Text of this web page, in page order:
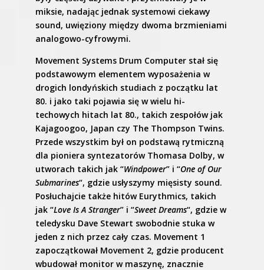
miksie, nadając jednak systemowi ciekawy
sound, uwięziony między dwoma brzmieniami
analogowo-cyfrowymi.
Movement Systems Drum Computer stał się
podstawowym elementem wyposażenia w
drogich londyńskich studiach z początku lat
80. i jako taki pojawia się w wielu hi-
techowych hitach lat 80., takich zespołów jak
Kajagoogoo, Japan czy The Thompson Twins.
Przede wszystkim był on podstawą rytmiczną
dla pioniera syntezatorów Thomasa Dolby, w
utworach takich jak “Windpower” i “One of Our
Submarines“, gdzie usłyszymy mięsisty sound.
Posłuchajcie także hitów Eurythmics, takich
jak “Love Is A Stranger” i “Sweet Dreams“, gdzie w
teledysku Dave Stewart swobodnie stuka w
jeden z nich przez cały czas. Movement 1
zapoczątkował Movement 2, gdzie producent
wbudował monitor w maszynę, znacznie